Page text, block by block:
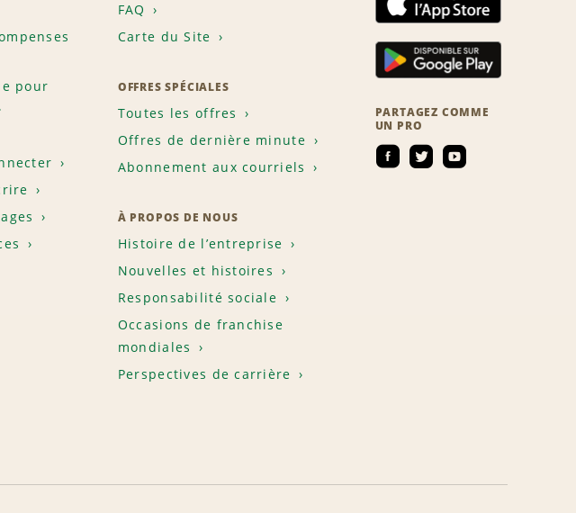
pour
FAQ
Carte du Site
OFFRES SPÉCIALES
Toutes les offres
Offres de dernière minute
Abonnement aux courriels
À PROPOS DE NOUS
Histoire de l’entreprise
Nouvelles et histoires
Responsabilité sociale
Occasions de franchise
mondiales
Perspectives de carrière
PARTAGEZ COMME
UN PRO